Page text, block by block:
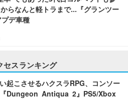
らなんと軽トラまで…『グランツー
デ車種
セスランキング
起こさせるハクスラRPG、コンソー
『Dungeon Antiqua 2』PS5/Xbox